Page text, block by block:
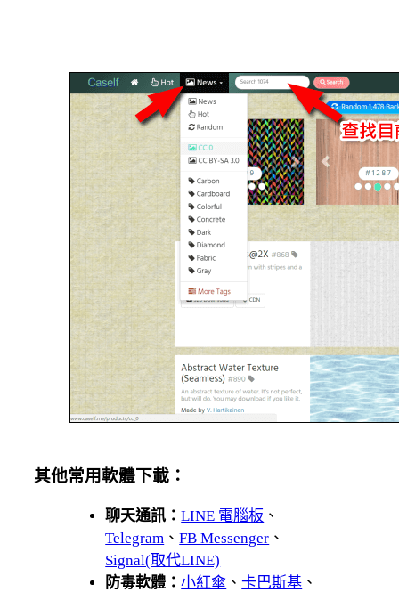
其他常用軟體下載：
聊天通訊：LINE 電腦板 、
Telegram 、FB Messenger 、
Signal(取代LINE)
防毒軟體：小紅傘 、卡巴斯基 、